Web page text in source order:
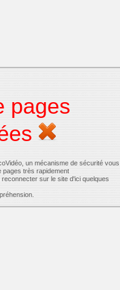
pages
un mécanisme de sécurité vous
pages très rapidement
sur le site d'ici quelques